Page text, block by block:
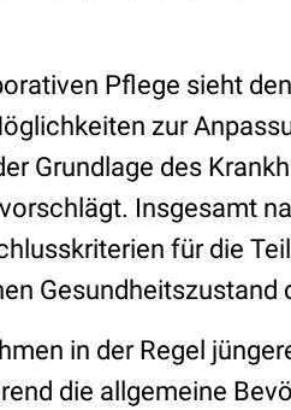
Pflege sieht
zur
Grundlage des
Insgesamt
für die
Gesundheitszustand
in der Regel
die allgemeine